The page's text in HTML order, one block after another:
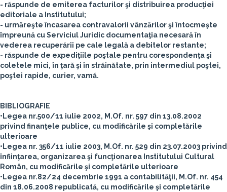
- răspunde de emiterea facturilor şi distribuirea producţiei
editoriale a Institutului;
- urmăreşte încasarea contravalorii vânzărilor şi întocmeşte
împreună cu Serviciul Juridic documentaţia necesară în
vederea recuperării pe cale legală a debitelor restante;
- răspunde de expediţiile poştale pentru corespondenţa şi
coletele mici, în ţară şi în străinătate, prin intermediul poştei,
poştei rapide, curier, vamă.
BIBLIOGRAFIE
•Legea nr.500/11 iulie 2002, M.Of. nr. 597 din 13.08.2002
privind finanţele publice, cu modificările şi completările
ulterioare
•Legea nr. 356/11 iulie 2003, M.Of. nr. 529 din 23.07.2003 privind
înfiinţarea, organizarea şi funcţionarea Institutului Cultural
Român, cu modificările şi completările ulterioare
•Legea nr.82/24 decembrie 1991 a contabilităţii, M.Of. nr. 454
din 18.06.2008 republicată, cu modificările şi completările